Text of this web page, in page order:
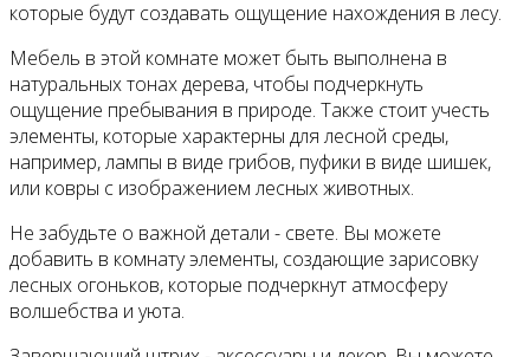
которые будут создавать ощущение нахождения в лесу.
Мебель в этой комнате может быть выполнена в
натуральных тонах дерева, чтобы подчеркнуть
ощущение пребывания в природе. Также стоит учесть
элементы, которые характерны для лесной среды,
например, лампы в виде грибов, пуфики в виде шишек,
или ковры с изображением лесных животных.
Не забудьте о важной детали - свете. Вы можете
добавить в комнату элементы, создающие зарисовку
лесных огоньков, которые подчеркнут атмосферу
волшебства и уюта.